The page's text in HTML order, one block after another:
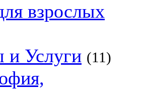
взрослых
и Услуги (11)